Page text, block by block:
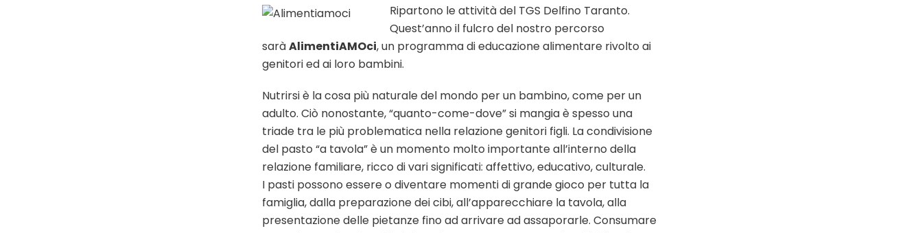
Ripartono le attività del TGS Delfino Taranto.
Quest’anno il fulcro del nostro percorso
saràAlimentiAMOci, un programma di educazione alimentare rivolto ai
genitori ed ai loro bambini.
Nutrirsi è la cosa più naturale del mondo per un bambino, come per un
adulto. Ciò nonostante, “quanto-come-dove” si mangia è spesso una
triade tra le più problematica nella relazione genitori figli. La condivisione
del pasto “a tavola” è un momento molto importante all’interno della
relazione familiare, ricco di vari significati: affettivo, educativo, culturale.
I pasti possono essere o diventare momenti di grande gioco per tutta la
famiglia, dalla preparazione dei cibi, all’apparecchiare la tavola, alla
presentazione delle pietanze fino ad arrivare ad assaporarle. Consumare